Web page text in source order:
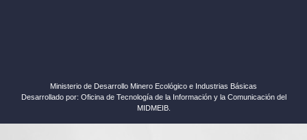
Ministerio de Desarrollo Minero Ecológico e Industrias Básicas
Desarrollado por: Oficina de Tecnología de la Información y la Comunicación del
MIDMEIB.